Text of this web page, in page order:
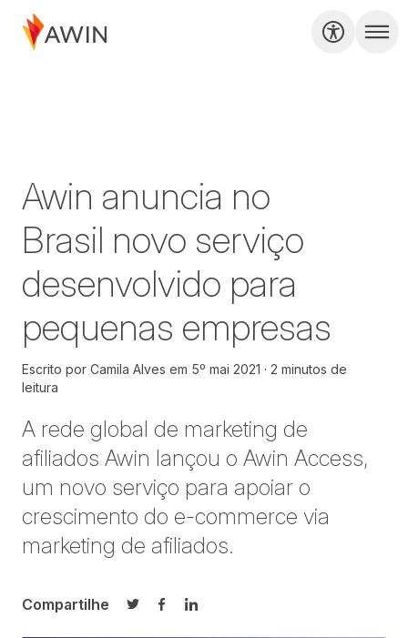
Awin anuncia no
Brasil novo serviço
desenvolvido para
pequenas empresas
Escrito por Camila Alves em 5º mai 2021
2 minutos de
leitura
A rede global de marketing de
afiliados Awin lançou o Awin Access,
um novo serviço para apoiar o
crescimento do e-commerce via
marketing de afiliados.
Compartilhe
Compartilhar no Twitter
Compartilhar no Facebook
Compartilhar no LinkedIn